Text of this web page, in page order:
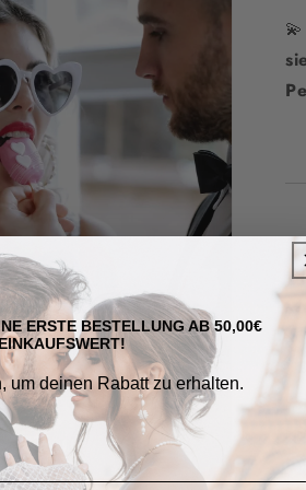
•
ERSTE BESTELLUNG AB 50,00€
EINKAUFSWERT!
um deinen Rabatt zu erhalten.